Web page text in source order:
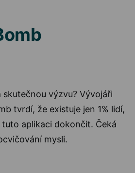
výzvu? Vývojáři
tvrdí, že existuje jen 1% lidí,
aplikaci dokončit. Čeká
mysli.